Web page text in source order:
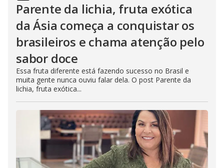
Parente da lichia, fruta exótica
da Ásia começa a conquistar os
brasileiros e chama atenção pelo
sabor doce
Essa fruta diferente está fazendo sucesso no Brasil e
muita gente nunca ouviu falar dela. O post Parente da
lichia, fruta exótica...